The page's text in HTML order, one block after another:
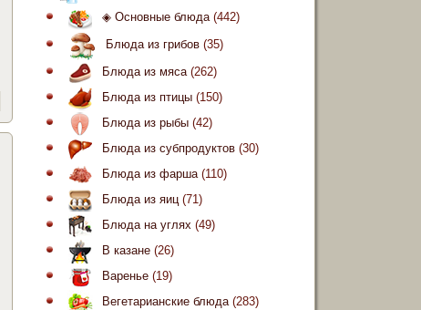
◈ Основные блюда(442)
Блюда из грибов (35)
Блюда из мяса(262)
Блюда из птицы (150)
Блюда из рыбы (42)
Блюда из субпродуктов (30)
Блюда из фарша(110)
Блюда из яиц(71)
Блюда на углях (49)
В казане (26)
Варенье (19)
Вегетарианские блюда(283)